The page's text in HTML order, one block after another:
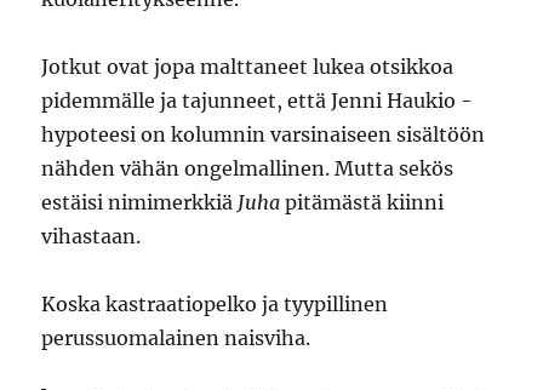
Jotkut ovat jopa malttaneet lukea otsikkoa
pidemmälle ja tajunneet, että Jenni Haukio -
hypoteesi on kolumnin varsinaiseen sisältöön
nähden vähän ongelmallinen. Mutta sekös
estäisi nimimerkkiä Juha pitämästä kiinni
vihastaan.
Koska kastraatiopelko ja tyypillinen
perussuomalainen naisviha.